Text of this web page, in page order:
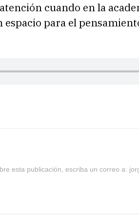
cuando en la
para el
esta publicación, escriba un correo a: